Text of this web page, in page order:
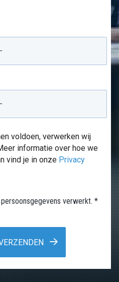
voldoen, verwerken wij
informatie over hoe we
vind je in onze Privacy
verwerkt. *